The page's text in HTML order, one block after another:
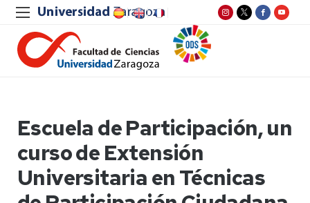
Escuela de Participación, un
curso de Extensión
Universitaria en Técnicas